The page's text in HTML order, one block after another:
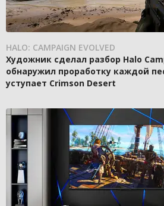
HALO: CAMPAIGN EVOLVED
Художник сделал разбор Halo
обнаружил проработку каждой
уступает Crimson Desert